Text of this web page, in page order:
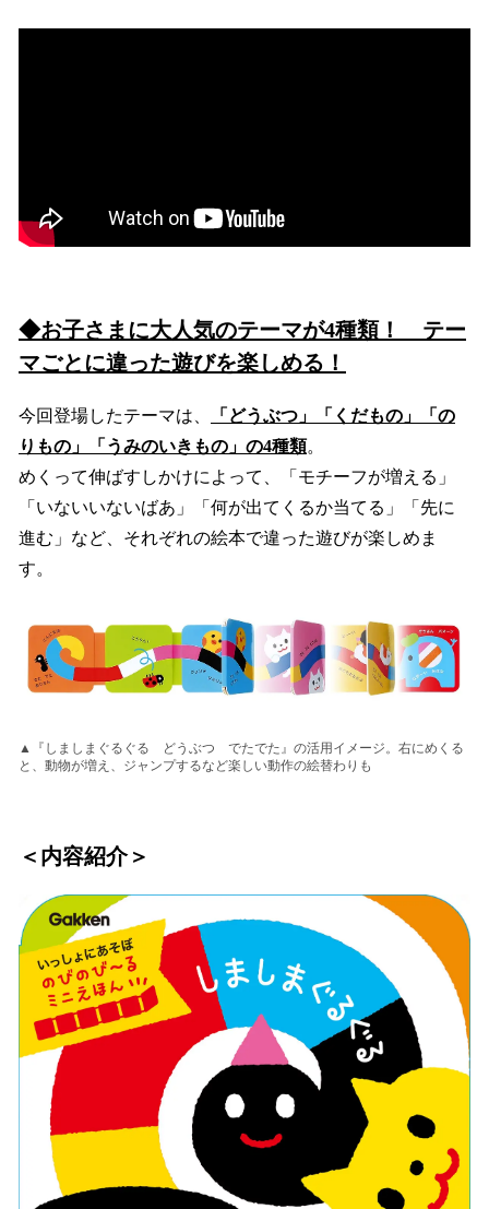
◆お子さまに大人気のテーマが4種類！ テー
マごとに違った遊びを楽しめる！
今回登場したテーマは、
「どうぶつ」「くだもの」「の
りもの」「うみのいきもの」の4種類。
めくって伸ばすしかけによって、「モチーフが増える」
「いないいないばあ」「何が出てくるか当てる」「先に
進む」など、それぞれの絵本で違った遊びが楽しめま
す。
▲『しましまぐるぐる どうぶつ でたでた』の活用イメージ。右にめくる
と、動物が増え、ジャンプするなど楽しい動作の絵替わりも
＜内容紹介＞